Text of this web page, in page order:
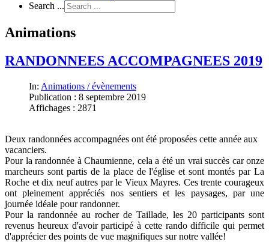
Search ...
Animations
RANDONNEES ACCOMPAGNEES 2019
In: Animations / évènements
Publication : 8 septembre 2019
Affichages : 2871
Deux randonnées accompagnées ont été proposées cette année aux
vacanciers.
Pour la randonnée à Chaumienne, cela a été un vrai succès car onze
marcheurs sont partis de la place de l'église et sont montés par La
Roche et dix neuf autres par le Vieux Mayres. Ces trente courageux
ont pleinement appréciés nos sentiers et les paysages, par une
journée idéale pour randonner.
Pour la randonnée au rocher de Taillade, les 20 participants sont
revenus heureux d'avoir participé à cette rando difficile qui permet
d'apprécier des points de vue magnifiques sur notre vallée!